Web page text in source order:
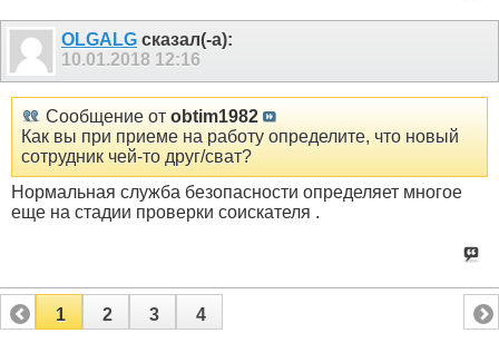
OLGALG сказал(-а):
10.01.2018 12:16
Сообщение от obtim1982
Как вы при приеме на работу определите, что новый
сотрудник чей-то друг/сват?
Нормальная служба безопасности определяет многое
еще на стадии проверки соискателя .
1 2 3 4